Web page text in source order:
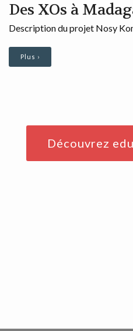
Des XOs à
Description du projet Nosy
Plus ›
Découvrez